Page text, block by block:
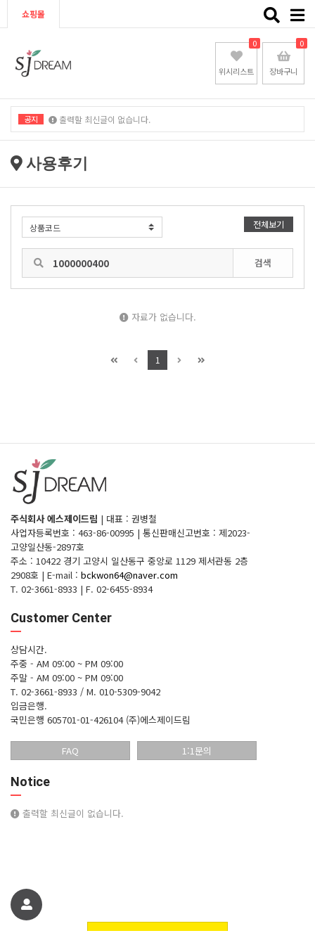
쇼핑몰
Toggle
위시리스트
0
장바구니
0
공지 출력할 최신글이 없습니다.
출력할 최신글이 없습니다.
사용후기
전체보기
검색
자료가 없습니다.
1
주식회사 에스제이드림 | 대표 : 권병철
사업자등록번호 : 463-86-00995 | 통신판매신고번호 : 제2023-
고양일산동-2897호
주소 : 10422 경기 고양시 일산동구 중앙로 1129 제서관동 2층
2908호 | E-mail : bckwon64@naver.com
T. 02-3661-8933 | F. 02-6455-8934
Customer Center
상담시간.
주중 - AM 09:00 ~ PM 09:00
주말 - AM 09:00 ~ PM 09:00
T. 02-3661-8933 / M. 010-5309-9042
입금은행.
국민은행 605701-01-426104 (주)에스제이드림
FAQ 1:1문의
Notice
출력할 최신글이 없습니다.
친구에게 추천하기